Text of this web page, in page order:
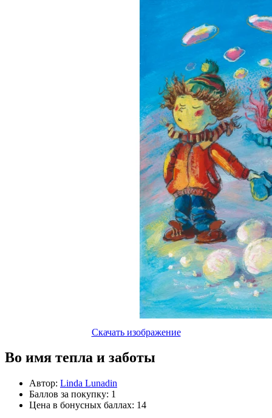
Скачать изображение
Во имя тепла и заботы
Автор: Linda Lunadin
Баллов за покупку: 1
Цена в бонусных баллах: 14